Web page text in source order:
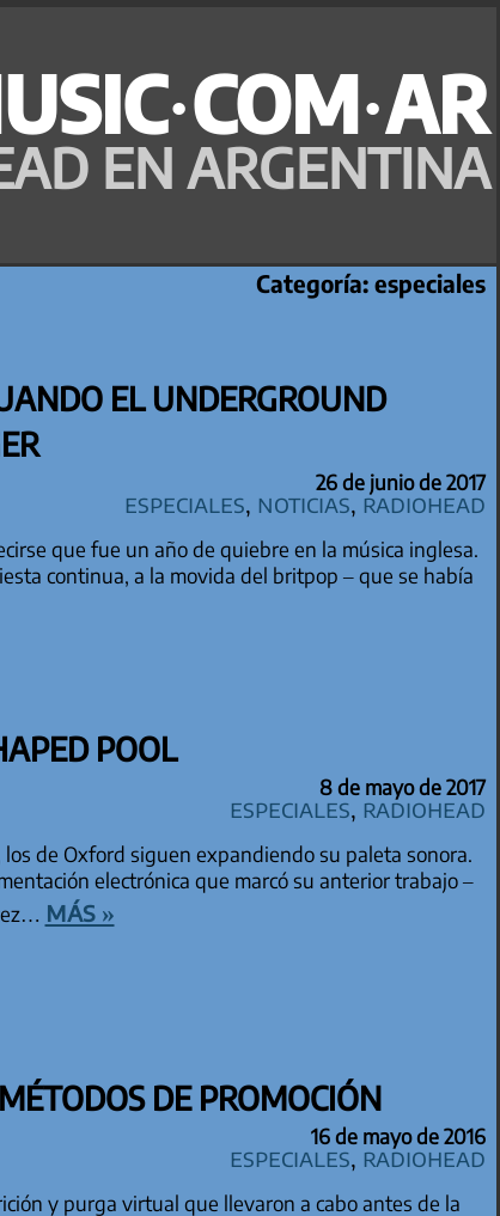
EN ARGENTINA
Categoría:especiales
EL UNDERGROUND
26 de junio de 2017
especiales Noticias Radiohead
que fue un año de quiebre en la música inglesa.
continua, a la movida del britpop – que se había
POOL
8 de mayo de 2017
especiales Radiohead
de Oxford siguen expandiendo su paleta sonora.
electrónica que marcó su anterior trabajo –
más »
DE PROMOCIÓN
16 de mayo de 2016
especiales, Radiohead
y purga virtual que llevaron a cabo antes de la